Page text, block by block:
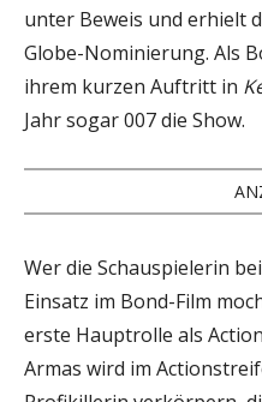
unter Beweis und erhielt
Globe-Nominierung. Als
ihrem kurzen Auftritt in
Jahr sogar 007 die Show.
Wer die Schauspielerin
Einsatz im Bond-Film
erste Hauptrolle als
Armas wird im